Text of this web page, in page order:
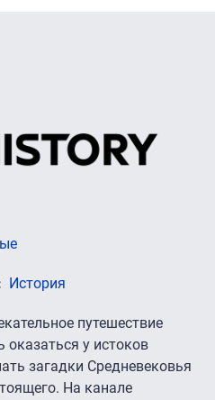
История
путешествие
оказаться у истоков
загадки Средневековья
На канале